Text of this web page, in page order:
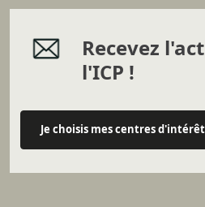
Recevez
l'ICP !
Je choisis mes centres